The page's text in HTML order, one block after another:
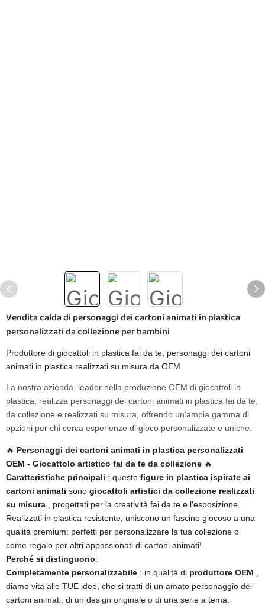
Vendita calda di personaggi dei cartoni animati in plastica
personalizzati da collezione per bambini
Produttore di giocattoli in plastica fai da te, personaggi dei cartoni
animati in plastica realizzati su misura da OEM
La nostra azienda, leader nella produzione OEM di giocattoli in
plastica, realizza personaggi dei cartoni animati in plastica fai da te,
da collezione e realizzati su misura, offrendo un'ampia gamma di
opzioni per chi cerca esperienze di gioco personalizzate e uniche.
🔥 ​ Personaggi dei cartoni animati in plastica personalizzati
OEM - Giocattolo artistico fai da te da collezione ​ 🔥
Caratteristiche principali : queste figure in plastica ispirate ai
cartoni animati sono giocattoli artistici da collezione realizzati
su misura , progettati per la creatività fai da te e l'esposizione.
Realizzati in plastica resistente, uniscono un fascino giocoso a una
qualità premium: perfetti per personalizzare la tua collezione o
come regalo per altri appassionati di cartoni animati!
Perché si distinguono​:
Completamente personalizzabile : in qualità di produttore OEM
diamo vita alle TUE idee, che si tratti di un amato personaggio dei
cartoni animati, di un design originale o di una serie a tema.